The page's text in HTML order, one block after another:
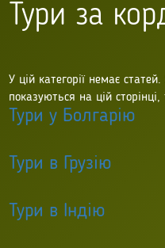
Тури за
У цій категорії немає
показуються на цій
Тури у Болгарію
Тури в Грузію
Тури в Індію